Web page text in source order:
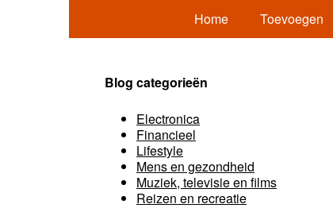
Home Toevoegen
Blog categorieën
Electronica
Financieel
Lifestyle
Mens en gezondheid
Muziek, televisie en films
Reizen en recreatie